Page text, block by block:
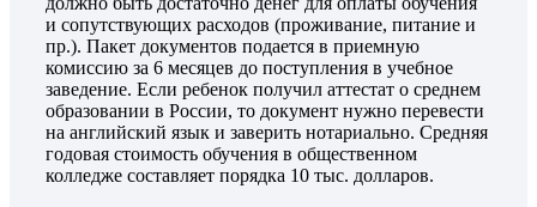
и сопутствующих расходов (проживание, питание и
пр.). Пакет документов подается в приемную
комиссию за 6 месяцев до поступления в учебное
заведение. Если ребенок получил аттестат о среднем
образовании в России, то документ нужно перевести
на английский язык и заверить нотариально. Средняя
годовая стоимость обучения в общественном
колледже составляет порядка 10 тыс. долларов.